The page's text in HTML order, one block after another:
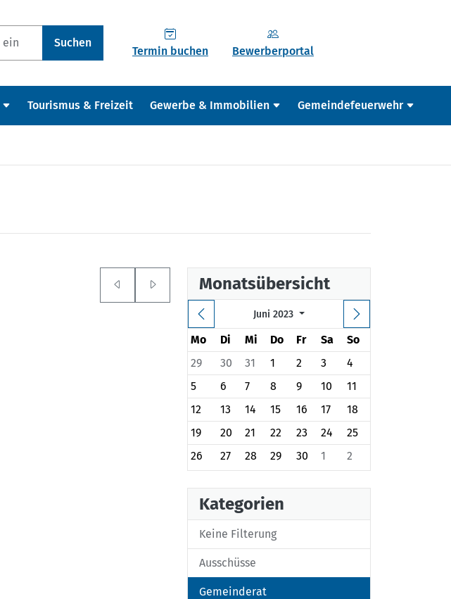
Suchen
Termin buchen Bewerberportal
Tourismus & Freizeit Gewerbe & Immobilien Gemeindefeuerwehr
Monatsübersicht
Juni 2023
Mo Di Mi Do Fr Sa
So
29
30 31 1 2 3
4
5
6 7 8 9 10
11
12
13 14 15 16 17
18
19
20 21 22 23 24
25
26
27 28 29 30 1 2
Kategorien
Keine Filterung
Ausschüsse
Gemeinderat